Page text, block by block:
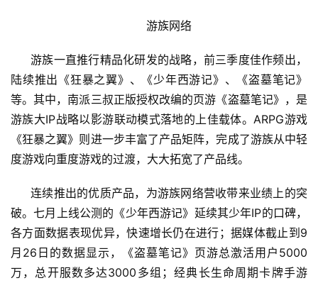
首
页
游
茶
游
戏
业
游族网络
游族一直推行精品化研发的战略，前三季度佳作频出，
陆续推出《狂暴之翼》、《少年西游记》、《盗墓笔记》
等。其中，南派三叔正版授权改编的页游《盗墓笔记》，是
游族大IP战略以影游联动模式落地的上佳载体。ARPG游戏
《狂暴之翼》则进一步丰富了产品矩阵，完成了游族从中轻
度游戏向重度游戏的过渡，大大拓宽了产品线。
连续推出的优质产品，为游族网络营收带来业绩上的突
破。七月上线公测的《少年西游记》延续其少年IP的口碑，
各方面数据表现优异，快速增长仍在进行；据媒体截止到9
月26日的数据显示，《盗墓笔记》页游总激活用户5000
万，总开服数多达3000多组； 经典长生命周期卡牌手游